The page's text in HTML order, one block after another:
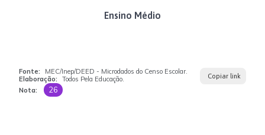
Ensino Médio
Fonte:
MEC/Inep/DEED - Microdados do Censo Escolar.
Elaboração:
Todos Pela Educação.
Nota:
26
Copiar link